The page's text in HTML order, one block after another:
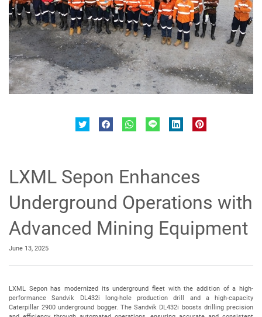
LXML Sepon Enhances
Underground Operations with
Advanced Mining Equipment
June 13, 2025
LXML Sepon has modernized its underground fleet with the addition of a high-
performance Sandvik DL432i long-hole production drill and a high-capacity
Caterpillar 2900 underground bogger. The Sandvik DL432i boosts drilling precision